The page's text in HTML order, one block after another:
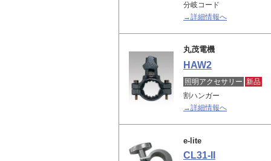
分岐コード
→詳細情報へ
丸茂電機
HAW2
照明アクセサリー 新品
割ハンガー
→詳細情報へ
e-lite
CL31-II